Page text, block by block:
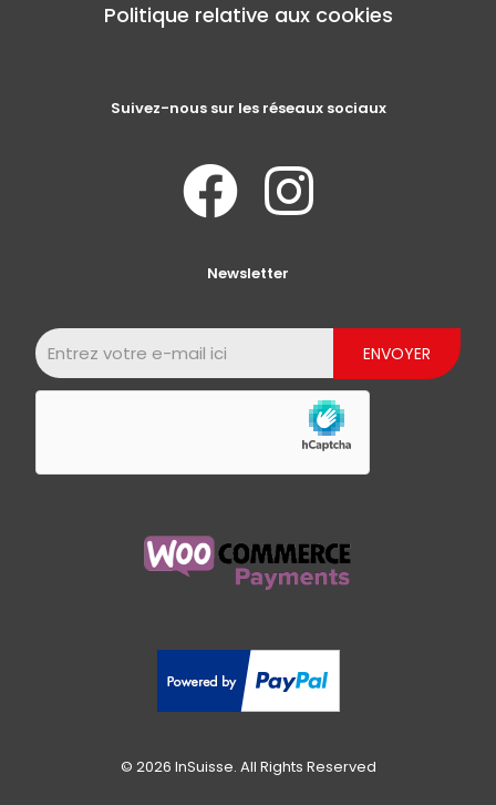
Politique relative aux cookies
Suivez-nous sur les réseaux sociaux
Newsletter
© 2026 InSuisse. All Rights Reserved